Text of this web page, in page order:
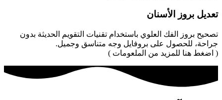
تعديل بروز الأسنان
تصحيح بروز الفك العلوي باستخدام تقنيات التقويم الحديثة بدون
جراحة، للحصول على بروفايل وجه متناسق وجميل.
( اضغط هنا للمزيد من الملعومات )